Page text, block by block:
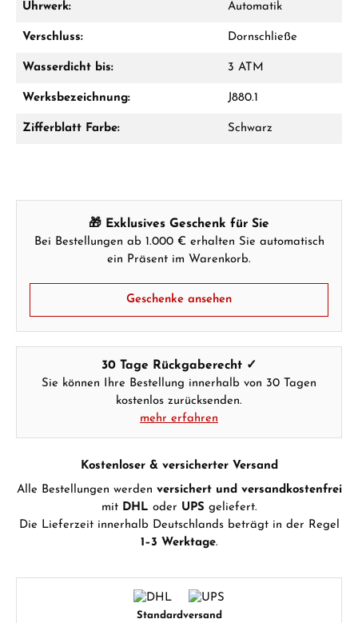
Geschenk im Warenkorb.
GESCHENKE ANSEHEN
Hersteller- & Produktsicherheit
Uhrwerk: Automatik
Verschluss: Dornschließe
Wasserdicht bis: 3 ATM
Werksbezeichnung: J880.1
Zifferblatt Farbe: Schwarz
🎁 Exklusives Geschenk für Sie
Bei Bestellungen ab 1.000 € erhalten Sie automatisch
ein Präsent im Warenkorb.
Geschenke ansehen
30 Tage Rückgaberecht ✓
Sie können Ihre Bestellung innerhalb von 30 Tagen
kostenlos zurücksenden.
mehr erfahren
Kostenloser & versicherter Versand
Alle Bestellungen werden versichert und versandkostenfrei
mit DHL oder UPS geliefert.
Die Lieferzeit innerhalb Deutschlands beträgt in der Regel
1–3 Werktage.
Standardversand